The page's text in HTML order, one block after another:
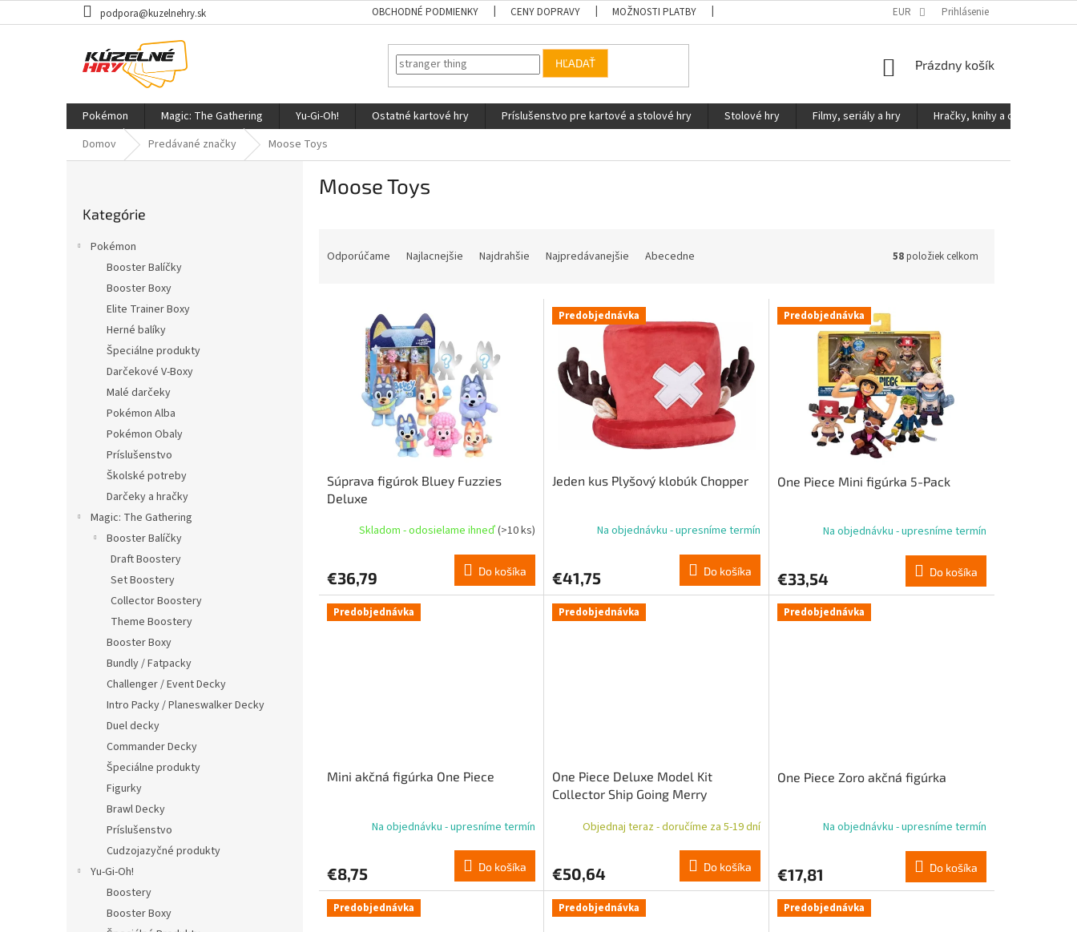
na
podpora@kuzelnehry.sk OBCHODNÉ PODMIENKY CENY DOPRAVY MOŽNOSTI PLATBY PODMIENKY OCHRANY OSOBNÝCH ÚDAJOV
EUR Prihlásenie
HĽADAŤ
NÁKUPNÝ
Prázdny košík
Pokémon Magic: The Gathering Yu-Gi-Oh! Ostatné kartové hry Príslušenstvo pre kartové a stolové hry Stolové hry Filmy, seriály a hry
Hračky, knihy a ostatné
Domov
Predávané značky Moose Toys
kategórie
Kategórie
Pokémon
Booster Balíčky
Booster Boxy
Elite Trainer Boxy
Herné balíky
Špeciálne produkty
Darčekové V-Boxy
Malé darčeky
Pokémon Alba
Pokémon Obaly
Príslušenstvo
Školské potreby
Darčeky a hračky
Magic: The Gathering
Booster Balíčky
Draft Boostery
Set Boostery
Collector Boostery
Theme Boostery
Booster Boxy
Bundly / Fatpacky
Challenger / Event Decky
Intro Packy / Planeswalker Decky
Duel decky
Commander Decky
Špeciálne produkty
Figurky
Brawl Decky
Príslušenstvo
Cudzojazyčné produkty
Yu-Gi-Oh!
Boostery
Booster Boxy
Moose Toys
Odporúčame Najlacnejšie Najdrahšie Najpredávanejšie Abecedne 58položiek celkom
Súprava figúrok Bluey Fuzzies
Deluxe
Skladom - odosielame ihneď(>10 ks)
€36,79 Do košíka
Predobjednávka
Jeden kus Plyšový klobúk Chopper
Na objednávku - upresníme termín
€41,75 Do košíka
Predobjednávka
One Piece Mini figúrka 5-Pack
Na objednávku - upresníme termín
€33,54 Do košíka
Predobjednávka
Mini akčná figúrka One Piece
Na objednávku - upresníme termín
€8,75 Do košíka
Predobjednávka
One Piece Deluxe Model Kit
Collector Ship Going Merry
Objednaj teraz - doručíme za 5-19 dní
€50,64 Do košíka
Predobjednávka
One Piece Zoro akčná figúrka
Na objednávku - upresníme termín
€17,81 Do košíka
Predobjednávka Predobjednávka Predobjednávka